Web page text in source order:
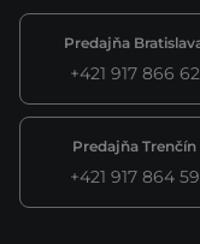
Predajňa
+421 917 866
Predajňa Trenčín
+421 917 864